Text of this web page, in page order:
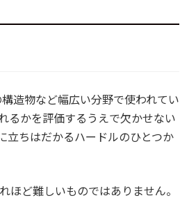
造物など幅広い分野で使われてい
るかを評価するうえで欠かせない
立ちはだかるハードルのひとつか
ほど難しいものではありません。